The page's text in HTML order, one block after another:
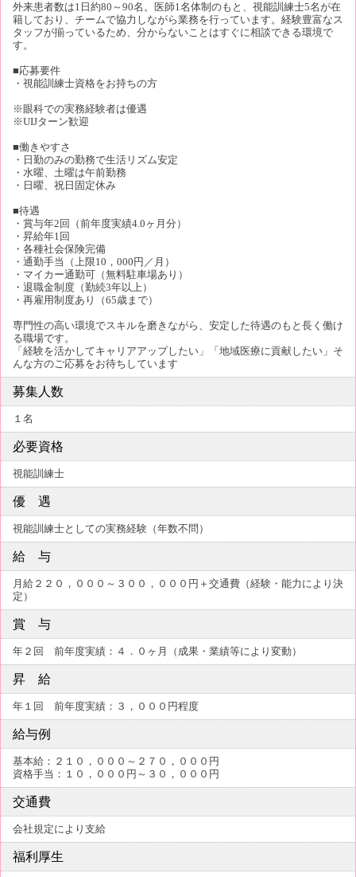
外来患者数は1日約80～90名。医師1名体制のもと、視能訓練士5名が在
籍しており、チームで協力しながら業務を行っています。経験豊富なス
タッフが揃っているため、分からないことはすぐに相談できる環境で
す。
■応募要件
・視能訓練士資格をお持ちの方
※眼科での実務経験者は優遇
※UIJターン歓迎
■働きやすさ
・日勤のみの勤務で生活リズム安定
・水曜、土曜は午前勤務
・日曜、祝日固定休み
■待遇
・賞与年2回（前年度実績4.0ヶ月分）
・昇給年1回
・各種社会保険完備
・通勤手当（上限10，000円／月）
・マイカー通勤可（無料駐車場あり）
・退職金制度（勤続3年以上）
・再雇用制度あり（65歳まで）
専門性の高い環境でスキルを磨きながら、安定した待遇のもと長く働け
る職場です。
「経験を活かしてキャリアアップしたい」「地域医療に貢献したい」そ
んな方のご応募をお待ちしています
募集人数
１名
必要資格
視能訓練士
優 遇
視能訓練士としての実務経験（年数不問）
給 与
月給２２０，０００～３００，０００円＋交通費（経験・能力により決
定）
賞 与
年２回 前年度実績：４．０ヶ月（成果・業績等により変動）
昇 給
年１回 前年度実績：３，０００円程度
給与例
基本給：２１０，０００～２７０，０００円
資格手当：１０，０００円～３０，０００円
交通費
会社規定により支給
福利厚生